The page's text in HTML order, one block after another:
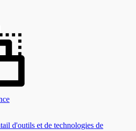
d'outils et de technologies de